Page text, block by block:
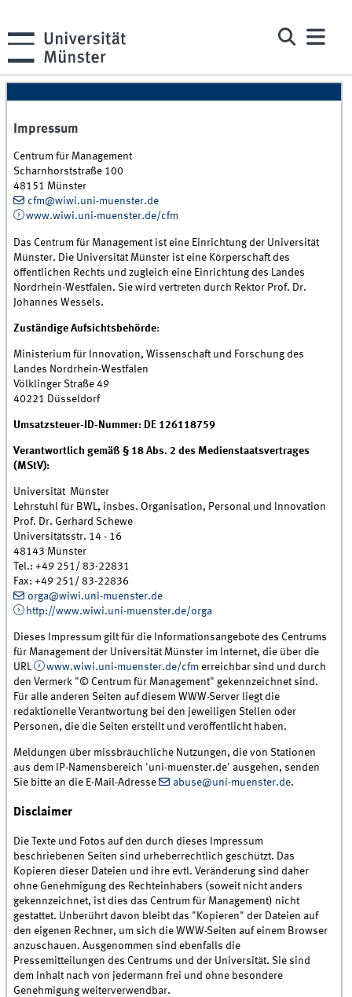
Impressum
Centrum für Management
Scharnhorststraße 100
48151 Münster
cfm@wiwi.uni-muenster.de
www.wiwi.uni-muenster.de/cfm
Das Centrum für Management ist eine Einrichtung der Universität
Münster. Die Universität Münster ist eine Körperschaft des
öffentlichen Rechts und zugleich eine Einrichtung des Landes
Nordrhein-Westfalen. Sie wird vertreten durch Rektor Prof. Dr.
Johannes Wessels.
Zuständige Aufsichtsbehörde:
Ministerium für Innovation, Wissenschaft und Forschung des
Landes Nordrhein-Westfalen
Völklinger Straße 49
40221 Düsseldorf
Umsatzsteuer-ID-Nummer: DE 126118759
Verantwortlich gemäß § 18 Abs. 2 des Medienstaatsvertrages
(MStV):
Universität Münster
Lehrstuhl für BWL, insbes. Organisation, Personal und Innovation
Prof. Dr. Gerhard Schewe
Universitätsstr. 14 - 16
48143 Münster
Tel.: +49 251/ 83-22831
Fax: +49 251/ 83-22836
orga@wiwi.uni-muenster.de
http://www.wiwi.uni-muenster.de/orga
Dieses Impressum gilt für die Informationsangebote des Centrums
für Management der Universität Münster im Internet, die über die
URL
www.wiwi.uni-muenster.de/cfm erreichbar sind und durch
den Vermerk "© Centrum für Management" gekennzeichnet sind.
Für alle anderen Seiten auf diesem WWW-Server liegt die
redaktionelle Verantwortung bei den jeweiligen Stellen oder
Personen, die die Seiten erstellt und veröffentlicht haben.
Meldungen über missbräuchliche Nutzungen, die von Stationen
aus dem IP-Namensbereich 'uni-muenster.de' ausgehen, senden
Sie bitte an die E-Mail-Adresse
abuse@uni-muenster.de.
Disclaimer
Die Texte und Fotos auf den durch dieses Impressum
beschriebenen Seiten sind urheberrechtlich geschützt. Das
Kopieren dieser Dateien und ihre evtl. Veränderung sind daher
ohne Genehmigung des Rechteinhabers (soweit nicht anders
gekennzeichnet, ist dies das Centrum für Management) nicht
gestattet. Unberührt davon bleibt das "Kopieren" der Dateien auf
den eigenen Rechner, um sich die WWW-Seiten auf einem Browser
anzuschauen. Ausgenommen sind ebenfalls die
Pressemitteilungen des Centrums und der Universität. Sie sind
dem Inhalt nach von jedermann frei und ohne besondere
Genehmigung weiterverwendbar.